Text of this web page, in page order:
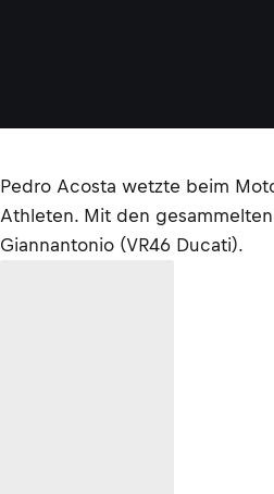
Pedro Acosta wetzte beim
Athleten. Mit den
Giannantonio (VR46 Ducati).